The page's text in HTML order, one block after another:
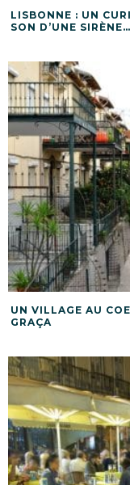
LISBONNE : UN
SON D’UNE SIRÈNE…
UN VILLAGE AU
GRAÇA